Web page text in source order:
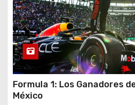
Formula 1: Los Ganadores
México